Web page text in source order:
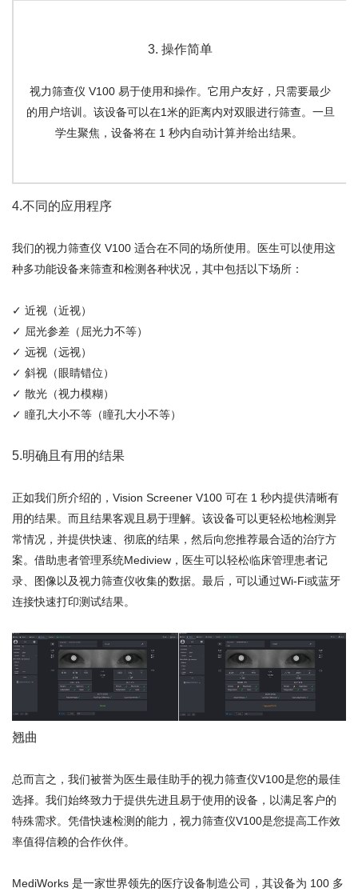
3. 操作简单
视力筛查仪 V100 易于使用和操作。它用户友好，只需要最少
的用户培训。该设备可以在1米的距离内对双眼进行筛查。一旦
学生聚焦，设备将在 1 秒内自动计算并给出结果。
4.不同的应用程序
我们的视力筛查仪 V100 适合在不同的场所使用。医生可以使用这
种多功能设备来筛查和检测各种状况，其中包括以下场所：
✓ 近视（近视）
✓ 屈光参差（屈光力不等）
✓ 远视（远视）
✓ 斜视（眼睛错位）
✓ 散光（视力模糊）
✓ 瞳孔大小不等（瞳孔大小不等）
5.明确且有用的结果
正如我们所介绍的，Vision Screener V100 可在 1 秒内提供清晰有
用的结果。而且结果客观且易于理解。该设备可以更轻松地检测异
常情况，并提供快速、彻底的结果，然后向您推荐最合适的治疗方
案。借助患者管理系统Mediview，医生可以轻松临床管理患者记
录、图像以及视力筛查仪收集的数据。最后，可以通过Wi-Fi或蓝牙
连接快速打印测试结果。
翘曲
总而言之，我们被誉为医生最佳助手的视力筛查仪V100是您的最佳
选择。我们始终致力于提供先进且易于使用的设备，以满足客户的
特殊需求。凭借快速检测的能力，视力筛查仪V100是您提高工作效
率值得信赖的合作伙伴。
MediWorks 是一家世界领先的医疗设备制造公司，其设备为 100 多